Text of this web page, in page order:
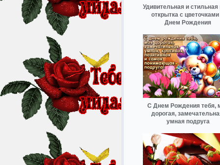
Удивительная и стильная
открытка с
Днем Рождения
С Днем Рождения тебя,
дорогая,
умная подруга